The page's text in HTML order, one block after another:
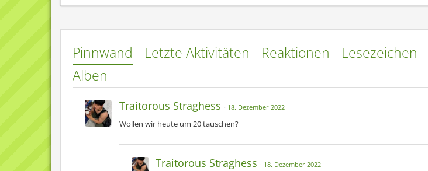
Ich hab nicht wirklicheinLieblingspokemon. Ich mag einfach soo viele.
Ich züchte und sammle seeehr gerne.
Hier ein kleiner Auszug aus meinen selbstgezüchteten BR Pokis
Pinnwand Letzte Aktivitäten Reaktionen Lesezeichen
Alben
Traitorous Straghess 18. Dezember 2022
Wollen wir heute um 20 tauschen?
Traitorous Straghess 18. Dezember 2022